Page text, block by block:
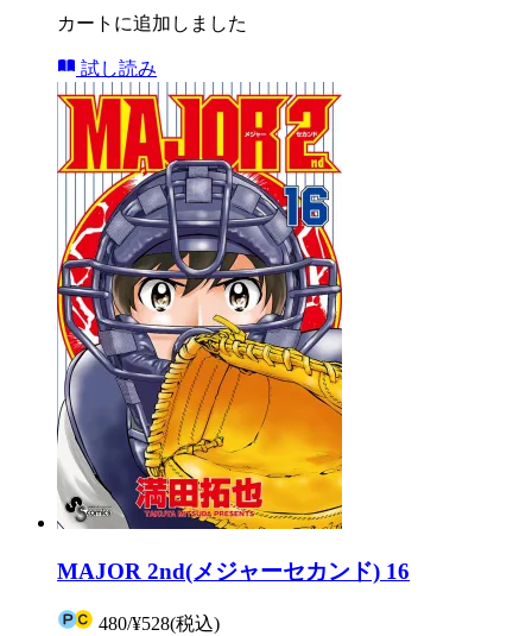
カートに追加しました
試し読み
MAJOR 2nd(メジャーセカンド) 16
480/¥528(税込)